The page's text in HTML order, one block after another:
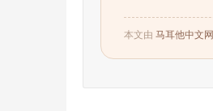
本文由 马耳他中文网